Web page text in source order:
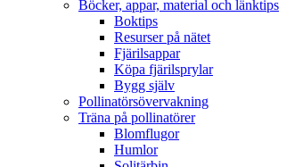
Böcker, appar, material och länktips
Boktips
Resurser på nätet
Fjärilsappar
Köpa fjärilsprylar
Bygg själv
Pollinatörsövervakning
Träna på pollinatörer
Blomflugor
Humlor